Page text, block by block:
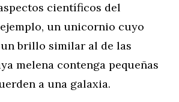
científicos del
un unicornio cuyo
brillo similar al de las
melena contenga pequeñas
a una galaxia.